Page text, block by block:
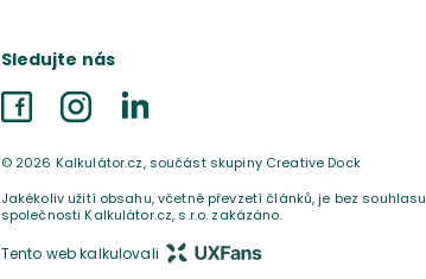
Sledujte nás
FacebookInstagramLinkedIn
© 2026 Kalkulátor.cz, součást skupiny Creative Dock
Jakékoliv užití obsahu, včetně převzetí článků, je bez souhlasu
společnosti Kalkulátor.cz, s.r.o. zakázáno.
Tento web kalkulovali